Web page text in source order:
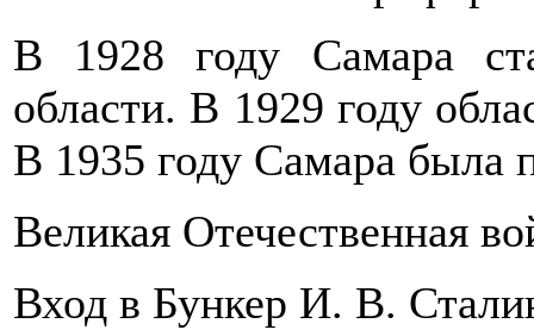
В 1928 году Самара
области. В 1929 году
В 1935 году Самара была
Великая Отечественная
Вход в Бункер И. В.